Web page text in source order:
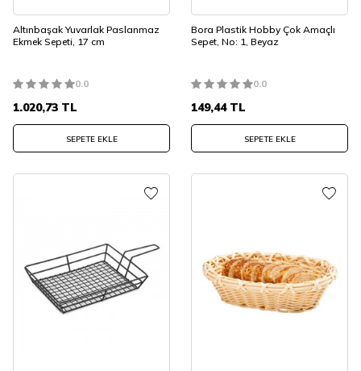
Altınbaşak Yuvarlak Paslanmaz
Ekmek Sepeti, 17 cm
0.0
1.020,73 TL
SEPETE EKLE
Bora Plastik Hobby Çok Amaçlı
Sepet, No: 1, Beyaz
0.0
149,44TL
SEPETE EKLE